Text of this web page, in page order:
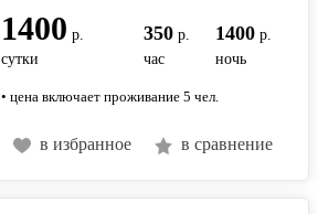
1400 р.
сутки
350 р.
час
1400р.
ночь
• цена включает проживание 5 чел.
в избранное в сравнение